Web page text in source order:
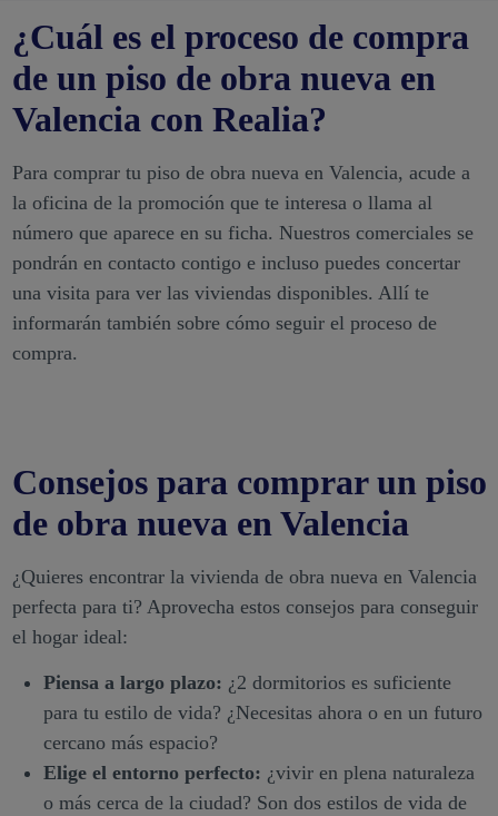
¿Cuál es el proceso de compra
de un piso de obra nueva en
Valencia con Realia?
Para comprar tu piso de obra nueva en Valencia, acude a
la oficina de la promoción que te interesa o llama al
número que aparece en su ficha. Nuestros comerciales se
pondrán en contacto contigo e incluso puedes concertar
una visita para ver las viviendas disponibles. Allí te
informarán también sobre cómo seguir el proceso de
compra.
Consejos para comprar un piso
de obra nueva en Valencia
¿Quieres encontrar la vivienda de obra nueva en Valencia
perfecta para ti? Aprovecha estos consejos para conseguir
el hogar ideal:
Piensa a largo plazo: ¿2 dormitorios es suficiente
para tu estilo de vida? ¿Necesitas ahora o en un futuro
cercano más espacio?
Elige el entorno perfecto: ¿vivir en plena naturaleza
o más cerca de la ciudad? Son dos estilos de vida de